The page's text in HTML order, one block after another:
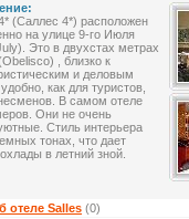
(Саллес 4*) расположен
на улице 9-го Июля
Это в двухстах метрах
, близко к
и деловым
как для туристов,
В самом отеле
Они не очень
Стиль интерьера
тонах, что дает
в летний зной.
отеле Salles (0)